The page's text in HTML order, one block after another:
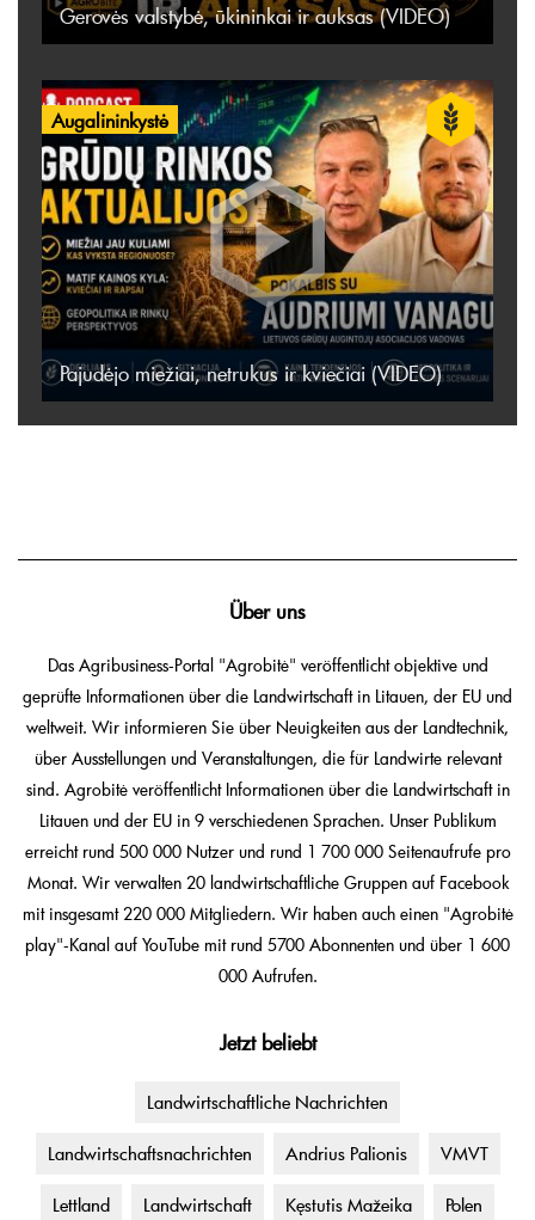
Gerovės valstybė, ūkininkai ir auksas (VIDEO)
Augalininkystė
Pajudėjo miežiai, netrukus ir kviečiai (VIDEO)
Über uns
Das Agribusiness-Portal "Agrobitė" veröffentlicht objektive und
geprüfte Informationen über die Landwirtschaft in Litauen, der EU und
weltweit. Wir informieren Sie über Neuigkeiten aus der Landtechnik,
über Ausstellungen und Veranstaltungen, die für Landwirte relevant
sind. Agrobitė veröffentlicht Informationen über die Landwirtschaft in
Litauen und der EU in 9 verschiedenen Sprachen. Unser Publikum
erreicht rund 500 000 Nutzer und rund 1 700 000 Seitenaufrufe pro
Monat. Wir verwalten 20 landwirtschaftliche Gruppen auf Facebook
mit insgesamt 220 000 Mitgliedern. Wir haben auch einen "Agrobitė
play"-Kanal auf YouTube mit rund 5700 Abonnenten und über 1 600
000 Aufrufen.
Jetzt beliebt
Landwirtschaftliche Nachrichten
Landwirtschaftsnachrichten Andrius Palionis VMVT
Lettland Landwirtschaft Kęstutis Mažeika Polen